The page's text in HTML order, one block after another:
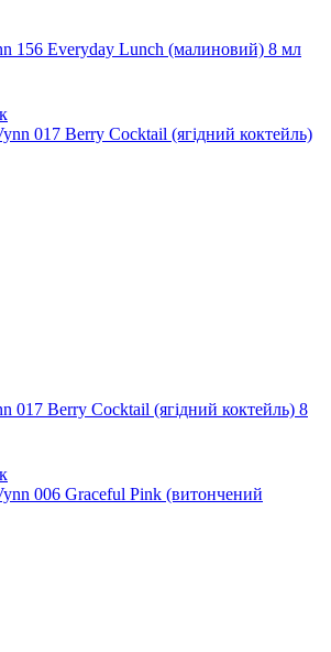
156 Everyday Lunch (малиновий) 8 мл
017 Berry Cocktail (ягідний коктейль) 8